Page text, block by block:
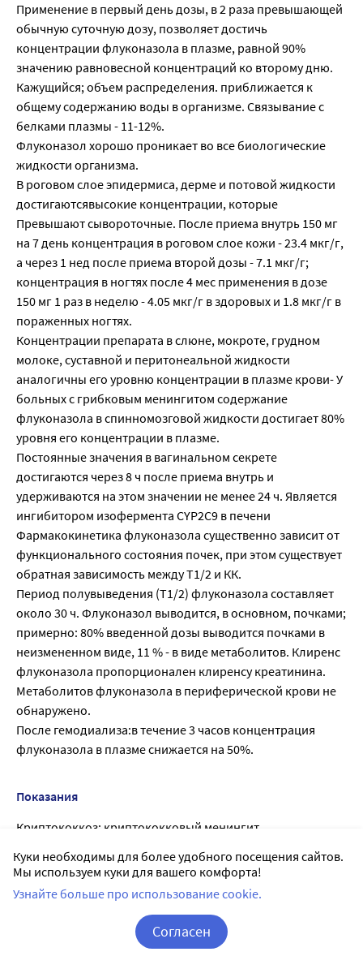
Применение в первый день дозы, в 2 раза превышающей
обычную суточную дозу, позволяет достичь
концентрации флуконазола в плазме, равной 90%
значению равновесной концентраций ко второму дню.
Кажущийся; объем распределения. приближается к
общему содержанию воды в организме. Связывание с
белками плазмы - 11-12%.
Флуконазол хорошо проникает во все биологические
жидкости организма.
В роговом слое эпидермиса, дерме и потовой жидкости
достигаютсявысокие концентрации, которые
Превышают сывороточные. После приема внутрь 150 мг
на 7 день концентрация в роговом слое кожи - 23.4 мкг/г,
а через 1 нед после приема второй дозы - 7.1 мкг/г;
концентрация в ногтях после 4 мес применения в дозе
150 мг 1 раз в неделю - 4.05 мкг/г в здоровых и 1.8 мкг/г в
пораженных ногтях.
Концентрации препарата в слюне, мокроте, грудном
молоке, суставной и перитонеальной жидкости
аналогичны его уровню концентрации в плазме крови- У
больных с грибковым менингитом содержание
флуконазола в спинномозговой жидкости достигает 80%
уровня его концентрации в плазме.
Постоянные значения в вагинальном секрете
достигаются через 8 ч после приема внутрь и
удерживаются на этом значении не менее 24 ч. Является
ингибитором изофермента CYP2C9 в печени
Фармакокинетика флуконазола существенно зависит от
функционального состояния почек, при этом существует
обратная зависимость между Т1/2 и КК.
Период полувыведения (Т1/2) флуконазола составляет
около 30 ч. Флуконазол выводится, в основном, почками;
примерно: 80% введенной дозы выводится почками в
неизмененном виде, 11 % - в виде метаболитов. Клиренс
флуконазола пропорционален клиренсу креатинина.
Метаболитов флуконазола в периферической крови не
обнаружено.
После гемодиализа:в течение 3 часов концентрация
флуконазола в плазме снижается на 50%.
Показания
Криптококкоз: криптококковый менингит,
криптококковый сепсис; профилактика рецидивов
крипгококкоза у больных СПИДом, при трансплантации
органов или других случаях иммунодефицита.:
Генерализованный кандидоз: кандидемия,
диссеминированный кандидоз и другие
Куки необходимы для более удобного посещения сайтов.
Мы используем куки для вашего комфорта!
Узнайте больше про использование cookie.
Согласен